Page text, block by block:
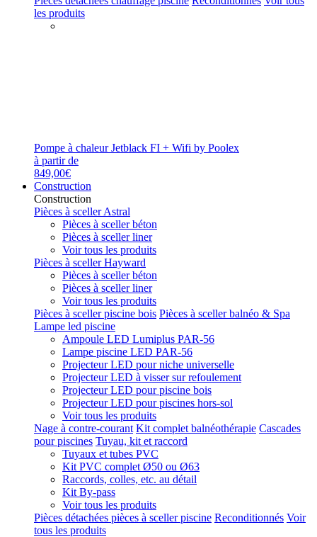
les produits
Pompe à chaleur Jetblack FI + Wifi by Poolex
à partir de
849,00€
Construction
Construction
Pièces à sceller Astral
Pièces à sceller béton
Pièces à sceller liner
Voir tous les produits
Pièces à sceller Hayward
Pièces à sceller béton
Pièces à sceller liner
Voir tous les produits
Pièces à sceller piscine bois Pièces à sceller balnéo & Spa
Lampe led piscine
Ampoule LED Lumiplus PAR-56
Lampe piscine LED PAR-56
Projecteur LED pour niche universelle
Projecteur LED à visser sur refoulement
Projecteur LED pour piscine bois
Projecteur LED pour piscines hors-sol
Voir tous les produits
Nage à contre-courant Kit complet balnéothérapie Cascades
pour piscines Tuyau, kit et raccord
Tuyaux et tubes PVC
Kit PVC complet Ø50 ou Ø63
Raccords, colles, etc. au détail
Kit By-pass
Voir tous les produits
Pièces détachées pièces à sceller piscine Reconditionnés Voir
tous les produits